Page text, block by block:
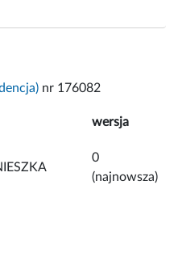
nr 176082
wersja
0
(najnowsza)